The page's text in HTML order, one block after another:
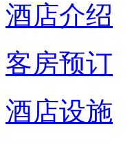
酒店介绍
客房预订
酒店设施